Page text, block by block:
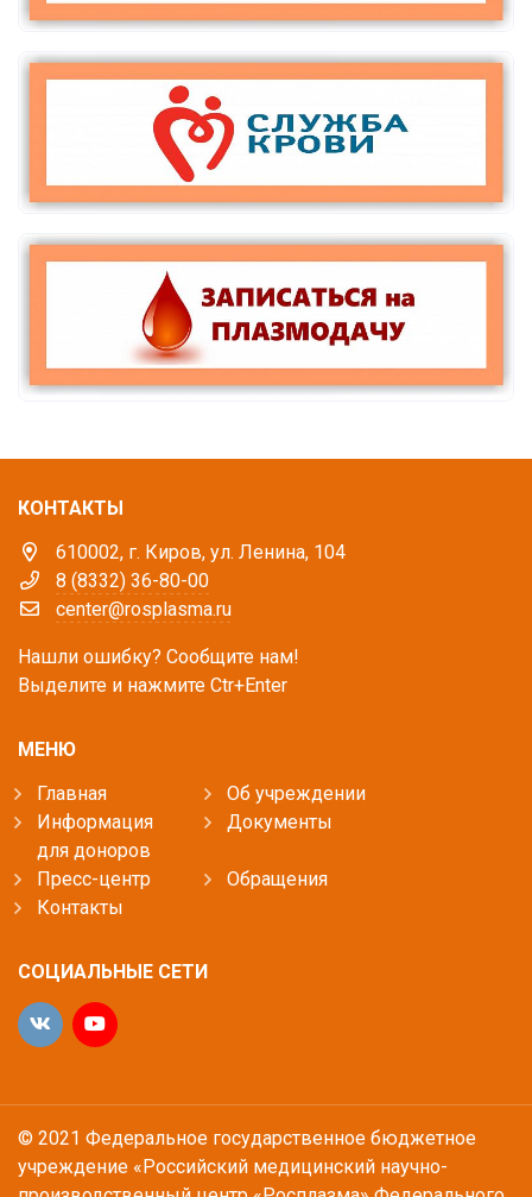
КОНТАКТЫ
610002, г. Киров, ул. Ленина, 104
8 (8332) 36-80-00
center@rosplasma.ru
Нашли ошибку? Сообщите нам!
Выделите и нажмите Ctr+Enter
МЕНЮ
Главная
Об учреждении
Информация
для доноров
Документы
Пресс-центр
Обращения
Контакты
СОЦИАЛЬНЫЕ СЕТИ
© 2021 Федеральное государственное бюджетное
учреждение «Российский медицинский научно-